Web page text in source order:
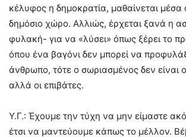
κέλυφος η δημοκρατία, μαθαίνεται μέσα
δημόσιο χώρο. Αλλιώς, έρχεται ξανά η
φυλακή- για να «λύσει» όπως ξέρει το
όπου ένα βαγόνι δεν μπορεί να
άνθρωπο, τότε ο σωριασμένος δεν είναι
αλλά οι επιβάτες.
Υ.Γ.: Έχουμε την τύχη να μην είμαστε
έτσι να μαντεύουμε κάπως το μέλλον.